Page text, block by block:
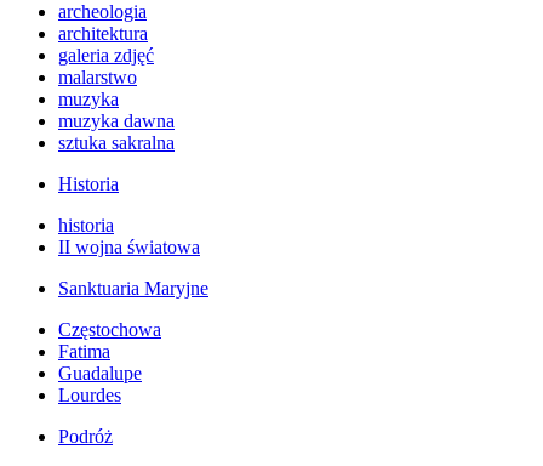
archeologia
architektura
galeria zdjęć
malarstwo
muzyka
muzyka dawna
sztuka sakralna
Historia
historia
II wojna światowa
Sanktuaria Maryjne
Częstochowa
Fatima
Guadalupe
Lourdes
Podróż